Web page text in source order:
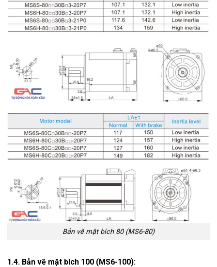
Bản vẽ mặt bích 80 (MS6-80)
1.4. Bản vẽ mặt bích 100 (MS6-100):